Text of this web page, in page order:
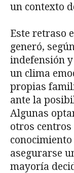
un contexto
Este retraso
generó,
indefensión
un clima
propias
ante la
Algunas
otros
asegurarse
mayoría